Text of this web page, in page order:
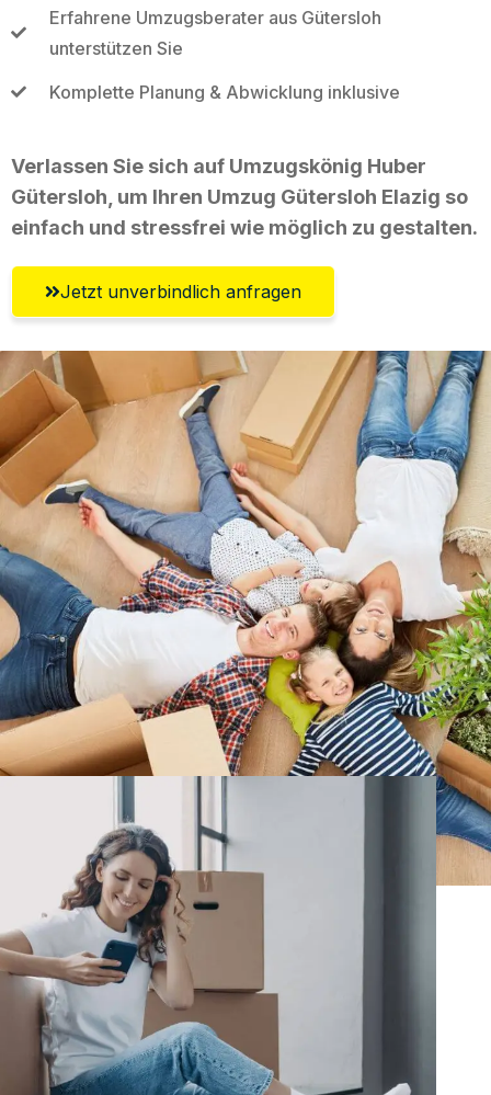
Erfahrene Umzugsberater aus Gütersloh
unterstützen Sie
Komplette Planung & Abwicklung inklusive
Verlassen Sie sich auf Umzugskönig Huber
Gütersloh, um Ihren Umzug Gütersloh Elazig so
einfach und stressfrei wie möglich zu gestalten.
Jetzt unverbindlich anfragen